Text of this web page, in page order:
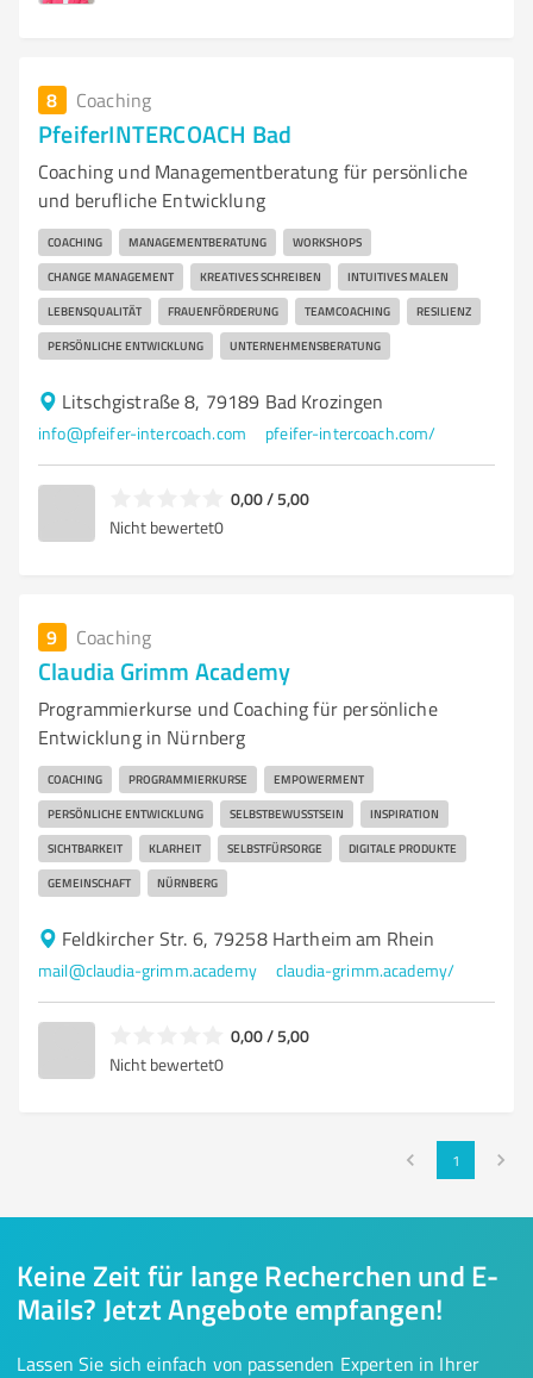
8 Coaching
PfeiferINTERCOACH Bad
Coaching und Managementberatung für persönliche
und berufliche Entwicklung
COACHING MANAGEMENTBERATUNG WORKSHOPS
CHANGE MANAGEMENT KREATIVES SCHREIBEN INTUITIVES MALEN
LEBENSQUALITÄT FRAUENFÖRDERUNG TEAMCOACHING RESILIENZ
PERSÖNLICHE ENTWICKLUNG UNTERNEHMENSBERATUNG
Litschgistraße 8, 79189 Bad Krozingen
info@pfeifer-intercoach.com pfeifer-intercoach.com/
0,00 / 5,00
Nicht bewertet0
9 Coaching
Claudia Grimm Academy
Programmierkurse und Coaching für persönliche
Entwicklung in Nürnberg
COACHING PROGRAMMIERKURSE EMPOWERMENT
PERSÖNLICHE ENTWICKLUNG SELBSTBEWUSSTSEIN INSPIRATION
SICHTBARKEIT KLARHEIT SELBSTFÜRSORGE DIGITALE PRODUKTE
GEMEINSCHAFT NÜRNBERG
Feldkircher Str. 6, 79258 Hartheim am Rhein
mail@claudia-grimm.academy claudia-grimm.academy/
0,00 / 5,00
Nicht bewertet0
1
Keine Zeit für lange Recherchen und E-
Mails? Jetzt Angebote empfangen!
Lassen Sie sich einfach von passenden Experten in Ihrer